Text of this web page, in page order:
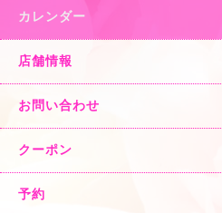
カレンダー
店舗情報
お問い合わせ
クーポン
予約